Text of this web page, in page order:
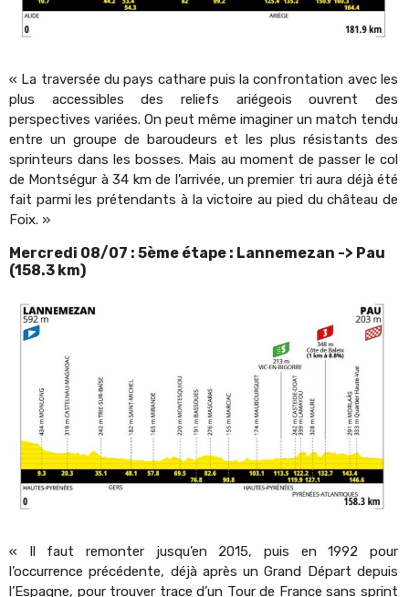
« La traversée du pays cathare puis la confrontation avec les
plus accessibles des reliefs ariégeois ouvrent des
perspectives variées. On peut même imaginer un match tendu
entre un groupe de baroudeurs et les plus résistants des
sprinteurs dans les bosses. Mais au moment de passer le col
de Montségur à 34 km de l’arrivée, un premier tri aura déjà été
fait parmi les prétendants à la victoire au pied du château de
Foix. »
Mercredi 08/07 : 5ème étape : Lannemezan -> Pau
(158.3 km)
« Il faut remonter jusqu’en 2015, puis en 1992 pour
l’occurrence précédente, déjà après un Grand Départ depuis
l’Espagne, pour trouver trace d’un Tour de France sans sprint